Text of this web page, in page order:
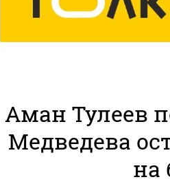
Аман Тулеев
Медведева
на